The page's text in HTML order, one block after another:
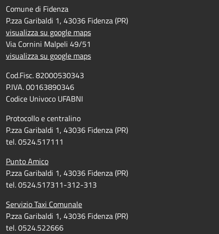
Comune di Fidenza
P.zza Garibaldi 1, 43036 Fidenza (PR)
visualizza su google maps
Via Cornini Malpeli 49/51
visualizza su google maps
Cod.Fisc. 82000530343
P.IVA. 00163890346
Codice Univoco UFABNI
Protocollo e centralino
P.zza Garibaldi 1, 43036 Fidenza (PR)
tel. 0524.517111
Punto Amico
P.zza Garibaldi 1, 43036 Fidenza (PR)
tel. 0524.517311-312-313
Servizio Taxi Comunale
P.zza Garibaldi 1, 43036 Fidenza (PR)
tel. 0524.522666